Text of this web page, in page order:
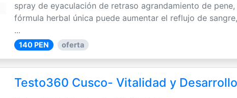
spray de eyaculación de retraso agrandamiento de pene,
fórmula herbal única puede aumentar el reflujo de
...
140 PEN oferta
Testo360 Cusco- Vitalidad y Desarrollo